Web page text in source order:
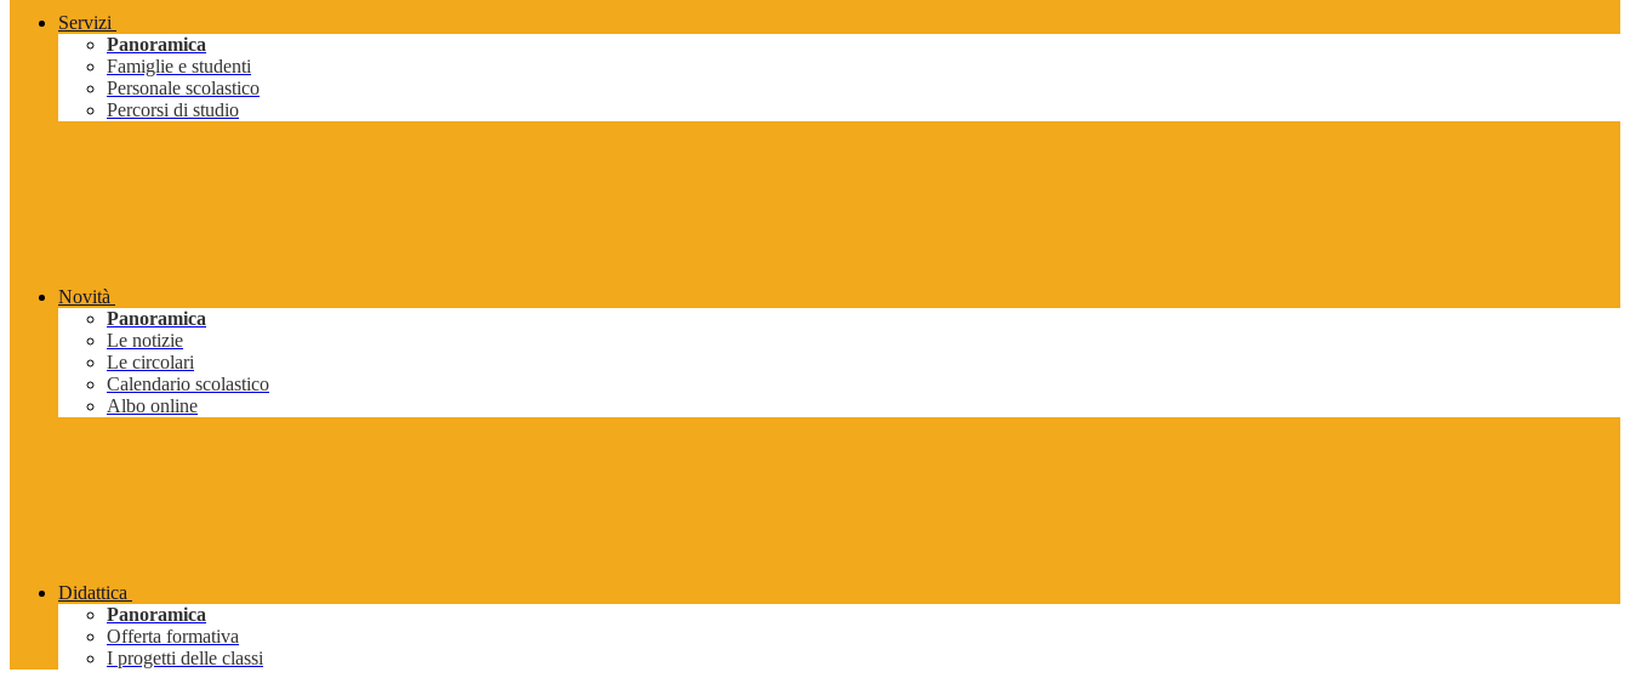
Servizi
Panoramica
Famiglie e studenti
Personale scolastico
Percorsi di studio
Novità
Panoramica
Le notizie
Le circolari
Calendario scolastico
Albo online
Didattica
Panoramica
Offerta formativa
I progetti delle classi